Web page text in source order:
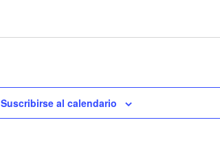
Suscribirse al calendario